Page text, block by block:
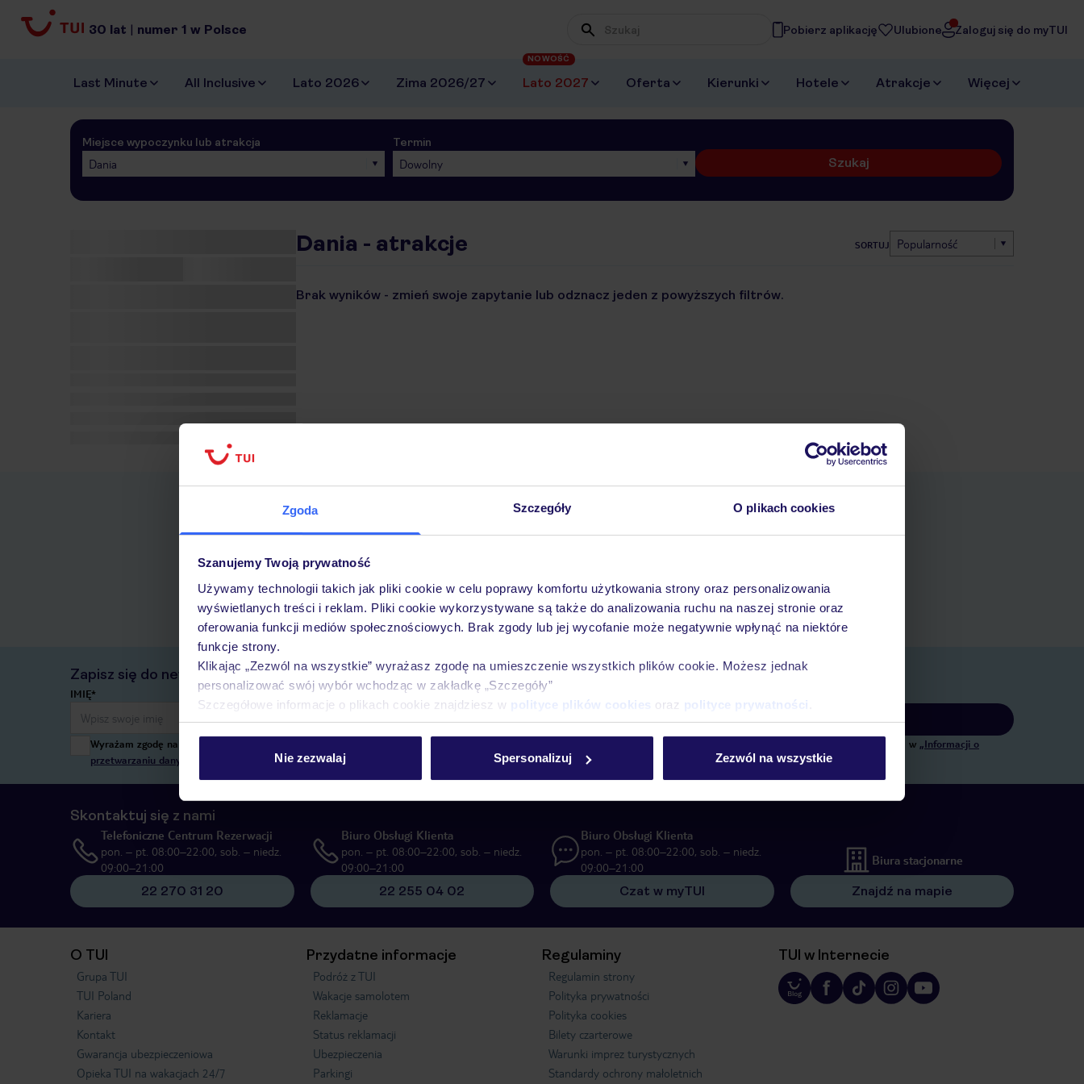
Zgoda Szczegóły O plikach cookies
Szanujemy Twoją prywatność
Używamy technologii takich jak pliki cookie w celu poprawy komfortu użytkowania strony oraz personalizowania
wyświetlanych treści i reklam. Pliki cookie wykorzystywane są także do analizowania ruchu na naszej stronie oraz
oferowania funkcji mediów społecznościowych. Brak zgody lub jej wycofanie może negatywnie wpłynąć na niektóre
funkcje strony.
Klikając „Zezwól na wszystkie” wyrażasz zgodę na umieszczenie wszystkich plików cookie. Możesz jednak
personalizować swój wybór wchodząc w zakładkę „Szczegóły”
Szczegółowe informacje o plikach cookie znajdziesz w polityce plików cookies oraz polityce prywatności
Nie zezwalaj Spersonalizuj Zezwól na wszystkie
30 lat | numer 1 w Polsce Pobierz aplikację Ulubione Zaloguj się do myTUI
Last Minute All Inclusive Lato 2026 Zima 2026/27 Lato 2027
NOWOŚĆ
Oferta Kierunki Hotele Atrakcje Więcej
Miejsce wypoczynku lub atrakcja
Dania
Termin
Dowolny Szukaj
Dania - atrakcje SORTUJ Popularność
Brak wyników - zmień swoje zapytanie lub odznacz jeden z powyższych filtrów.
Pobierz bezpłatną aplikację TUI
Szybkie wyszukiwanie i przeglądanie ofert
Kontakt z TUI i wszystkie informacje o Twojej rezerwacji w myTUI
Zapisz się do newslettera
IMIĘ* E-MAIL*
Zapisz się
Wyrażam zgodę na przetwarzanie danych osobowych przez TUI Poland Sp. z o.o. i TUI Poland Dystrybucja Sp. z o.o. w celach marketingowych, w zakresie oraz celu wskazanym w „Informacji o
przetwarzaniu danych osobowych”
, poprzez elektroniczną formę komunikacji (e-mail), także z użyciem tzw. automatycznych systemów wywołujących.
Skontaktuj się z nami
Telefoniczne Centrum Rezerwacji
pon. – pt. 08:00–22:00, sob. – niedz.
09:00–21:00
22 270 31 20
Biuro Obsługi Klienta
pon. – pt. 08:00–22:00, sob. – niedz.
09:00–21:00
22 255 04 02
Biuro Obsługi Klienta
pon. – pt. 08:00–22:00, sob. – niedz.
09:00–21:00
Czat w myTUI
Biura stacjonarne
Znajdź na mapie
O TUI
Grupa TUI
TUI Poland
Kariera
Kontakt
Gwarancja ubezpieczeniowa
Opieka TUI na wakacjach 24/7
Przydatne informacje
Podróż z TUI
Wakacje samolotem
Reklamacje
Status reklamacji
Ubezpieczenia
Parkingi
Regulaminy
Regulamin strony
Polityka prywatności
Polityka cookies
Bilety czarterowe
Warunki imprez turystycznych
Standardy ochrony małoletnich
TUI w Internecie